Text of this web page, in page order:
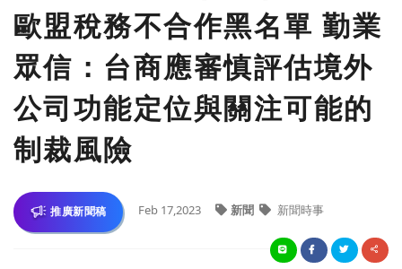
歐盟稅務不合作黑名單 勤業
眾信：台商應審慎評估境外
公司功能定位與關注可能的
制裁風險
推廣新聞稿 Feb 17,2023 新聞 新聞時事